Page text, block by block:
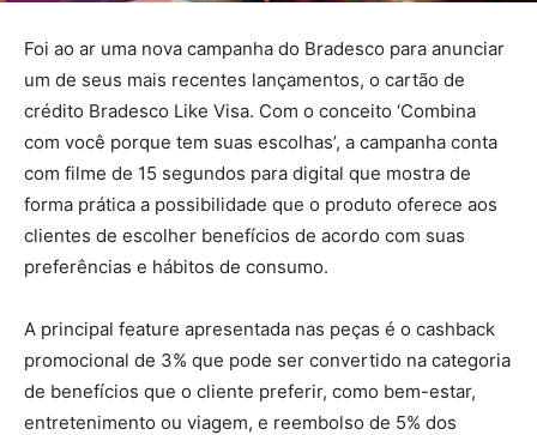
Foi ao ar uma nova campanha do Bradesco para anunciar
um de seus mais recentes lançamentos, o cartão de
crédito Bradesco Like Visa. Com o conceito ‘Combina
com você porque tem suas escolhas’, a campanha conta
com filme de 15 segundos para digital que mostra de
forma prática a possibilidade que o produto oferece aos
clientes de escolher benefícios de acordo com suas
preferências e hábitos de consumo.
A principal feature apresentada nas peças é o cashback
promocional de 3% que pode ser convertido na categoria
de benefícios que o cliente preferir, como bem-estar,
entretenimento ou viagem, e reembolso de 5% dos